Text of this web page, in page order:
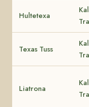
Hultetexa
Texas Tuss
Liatrona